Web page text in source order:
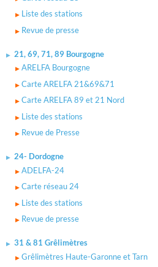
Liste des stations
Revue de presse
21, 69, 71, 89 Bourgogne
ARELFA Bourgogne
Carte ARELFA 21&69&71
Carte ARELFA 89 et 21 Nord
Liste des stations
Revue de Presse
24- Dordogne
ADELFA-24
Carte réseau 24
Liste des stations
Revue de presse
31 & 81 Grêlimètres
Grêlimètres Haute-Garonne et Tarn